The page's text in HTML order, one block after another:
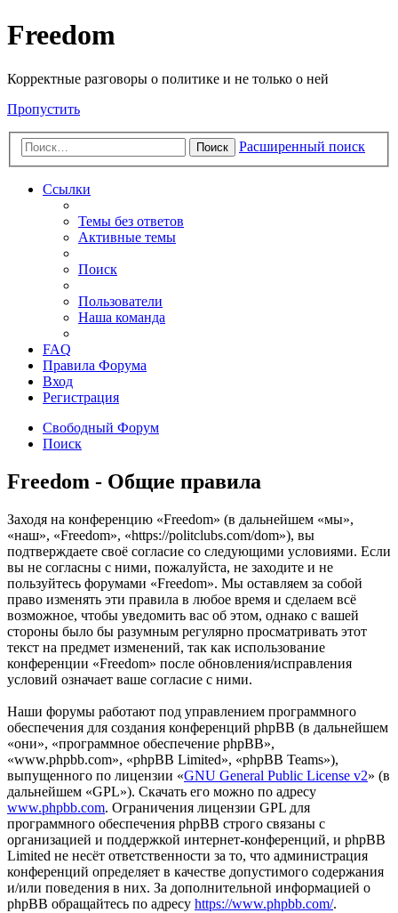
Freedom
Корректные разговоры о политике и не только о ней
Пропустить
Поиск Расширенный поиск
Ссылки
Темы без ответов
Активные темы
Поиск
Пользователи
Наша команда
FAQ
Правила Форума
Вход
Регистрация
Свободный Форум
Поиск
Freedom - Общие правила
Заходя на конференцию «Freedom» (в дальнейшем «мы»,
«наш», «Freedom», «https://politclubs.com/dom»), вы
подтверждаете своё согласие со следующими условиями. Если
вы не согласны с ними, пожалуйста, не заходите и не
пользуйтесь форумами «Freedom». Мы оставляем за собой
право изменять эти правила в любое время и сделаем всё
возможное, чтобы уведомить вас об этом, однако с вашей
стороны было бы разумным регулярно просматривать этот
текст на предмет изменений, так как использование
конференции «Freedom» после обновления/исправления
условий означает ваше согласие с ними.
Наши форумы работают под управлением программного
обеспечения для создания конференций phpBB (в дальнейшем
«они», «программное обеспечение phpBB»,
«www.phpbb.com», «phpBB Limited», «phpBB Teams»),
выпущенного по лицензии «GNU General Public License v2» (в
дальнейшем «GPL»). Скачать его можно по адресу
www.phpbb.com. Ограничения лицензии GPL для
программного обеспечения phpBB строго связаны с
организацией и поддержкой интернет-конференций, и phpBB
Limited не несёт ответственности за то, что администрация
конференций определяет в качестве допустимого содержания
и/или поведения в них. За дополнительной информацией о
phpBB обращайтесь по адресу https://www.phpbb.com/.